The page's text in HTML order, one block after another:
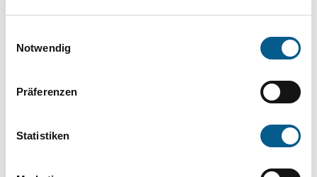
Notwendig
Präferenzen
Statistiken
können durch die Wahl von Bereichen oder
Suchen